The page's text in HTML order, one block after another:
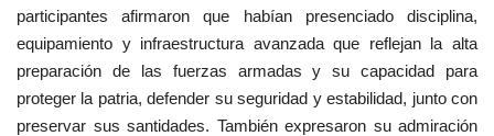
participantes afirmaron que habían presenciado disciplina,
equipamiento y infraestructura avanzada que reflejan la alta
preparación de las fuerzas armadas y su capacidad para
proteger la patria, defender su seguridad y estabilidad, junto con
preservar sus santidades. También expresaron su admiración